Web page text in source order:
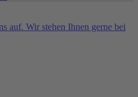
auf. Wir stehen Ihnen gerne bei